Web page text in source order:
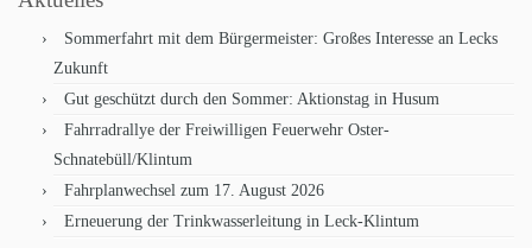
Sommerfahrt mit dem Bürgermeister: Großes Interesse an Lecks
Zukunft
Gut geschützt durch den Sommer: Aktionstag in Husum
Fahrradrallye der Freiwilligen Feuerwehr Oster-
Schnatebüll/Klintum
Fahrplanwechsel zum 17. August 2026
Erneuerung der Trinkwasserleitung in Leck-Klintum